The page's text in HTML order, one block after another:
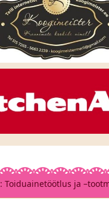
: Toiduainetöötlus ja